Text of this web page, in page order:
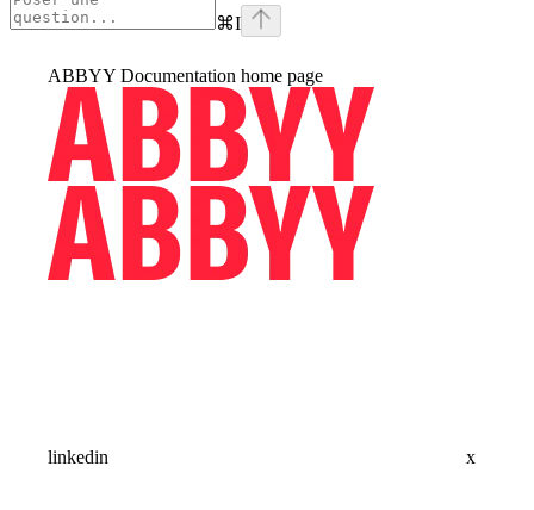
⌘I
ABBYY Documentation home page
linkedin x